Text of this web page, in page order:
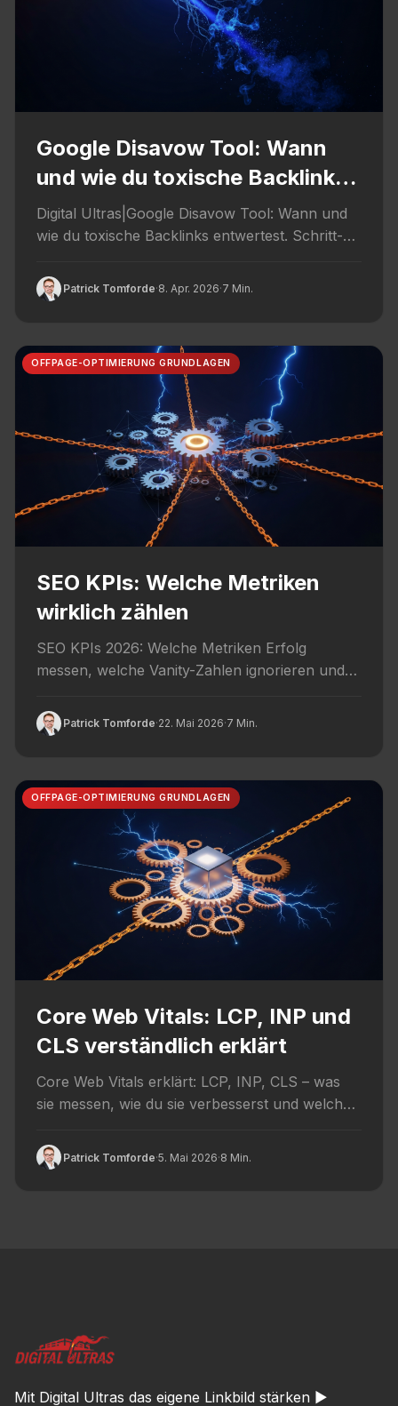
Google Disavow Tool: Wann
und wie du toxische Backlinks
entwertest
Digital Ultras|Google Disavow Tool: Wann und
wie du toxische Backlinks entwertest. Schritt-
Jahren Linkbuilding.
Patrick Tomforde·8. Apr. 2026·7 Min.
OFFPAGE-OPTIMIERUNG GRUNDLAGEN
SEO KPIs: Welche Metriken
wirklich zählen
SEO KPIs 2026: Welche Metriken Erfolg
messen, welche Vanity-Zahlen ignorieren und
ausrichtest.
Patrick Tomforde·22. Mai 2026·7 Min.
OFFPAGE-OPTIMIERUNG GRUNDLAGEN
Core Web Vitals: LCP, INP und
CLS verständlich erklärt
Core Web Vitals erklärt: LCP, INP, CLS – was
sie messen, wie du sie verbesserst und welche
Patrick Tomforde·5. Mai 2026·8 Min.
Mit Digital Ultras das eigene Linkbild stärken ►